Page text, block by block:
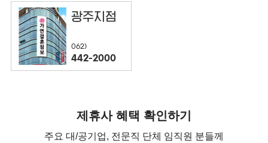
광주지점
062)
442-2000
제휴사 혜택 확인하기
주요 대/공기업, 전문직 단체 임직원 분들께